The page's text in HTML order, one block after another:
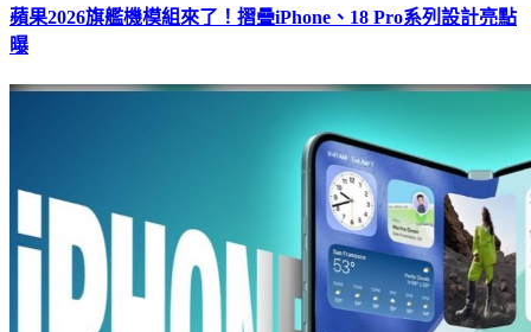
蘋果2026旗艦機模組來了！摺疊iPhone、18 Pro系列設計亮點
曝